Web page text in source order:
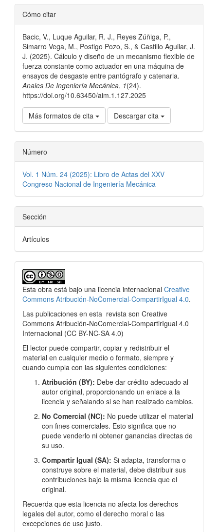
Detalles
del
artículo
Cómo citar
Bacic, V., Luque Aguilar, R. J., Reyes Zúñiga, P.,
Simarro Vega, M., Postigo Pozo, S., & Castillo Aguilar, J.
J. (2025). Cálculo y diseño de un mecanismo flexible de
fuerza constante como actuador en una máquina de
ensayos de desgaste entre pantógrafo y catenaria.
Anales De Ingeniería Mecánica, 1(24).
https://doi.org/10.63450/aim.1.127.2025
Más formatos de cita Descargar cita
Número
Vol. 1 Núm. 24 (2025): Libro de Actas del XXV
Congreso Nacional de Ingeniería Mecánica
Sección
Artículos
Esta obra está bajo una licencia internacional Creative
Commons Atribución-NoComercial-CompartirIgual 4.0.
Las publicaciones en esta revista son Creative
Commons Atribución-NoComercial-CompartirIgual 4.0
Internacional (CC BY-NC-SA 4.0)
El lector puede compartir, copiar y redistribuir el
material en cualquier medio o formato, siempre y
cuando cumpla con las siguientes condiciones:
Atribución (BY): Debe dar crédito adecuado al
autor original, proporcionando un enlace a la
licencia y señalando si se han realizado cambios.
No Comercial (NC): No puede utilizar el material
con fines comerciales. Esto significa que no
puede venderlo ni obtener ganancias directas de
su uso.
Compartir Igual (SA): Si adapta, transforma o
construye sobre el material, debe distribuir sus
contribuciones bajo la misma licencia que el
original.
Recuerda que esta licencia no afecta los derechos
legales del autor, como el derecho moral o las
excepciones de uso justo.